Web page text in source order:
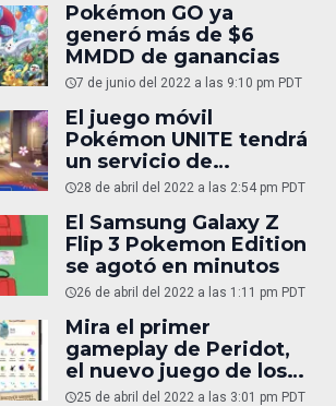
Pokémon GO ya
generó más de $6
MMDD de ganancias
7 de junio del 2022 a las 9:10 pm PDT
El juego móvil
Pokémon UNITE tendrá
un servicio de
suscripción
28 de abril del 2022 a las 2:54 pm PDT
El Samsung Galaxy Z
Flip 3 Pokemon Edition
se agotó en minutos
26 de abril del 2022 a las 1:11 pm PDT
Mira el primer
gameplay de Peridot,
el nuevo juego de los
creadores de Pokémon
25 de abril del 2022 a las 3:01 pm PDT